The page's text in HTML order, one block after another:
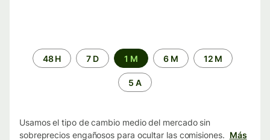
Periodo48 H 7 D 1 M 6 M 12 M
5 A
Usamos el tipo de cambio medio del mercado sin
sobreprecios engañosos para ocultar las comisiones. Más